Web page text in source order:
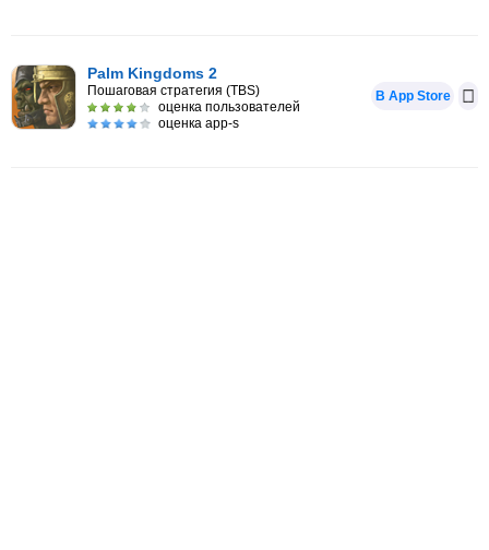
Palm Kingdoms 2
Пошаговая стратегия (TBS)
оценка пользователей
оценка app-s
В App Store